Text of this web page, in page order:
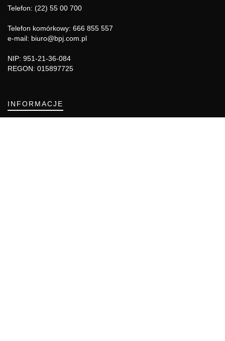
Telefon: (22) 55 00 700
Telefon komórkowy: 666 855 557
e-mail: biuro@bpj.com.pl
NIP: 951-21-36-084
REGON: 015897725
INFORMACJE